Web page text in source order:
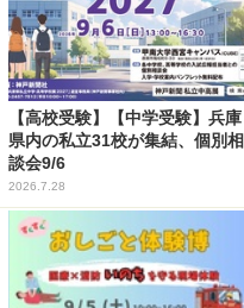
【高校受験】【中学受験】兵庫
県内の私立31校が集結、個別相
談会9/6
2026.7.28